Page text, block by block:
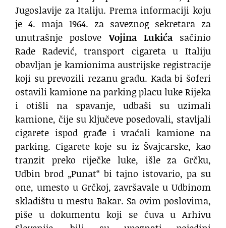
Jugoslavije za Italiju. Prema informaciji koju
je 4. maja 1964. za saveznog sekretara za
unutrašnje posloveVojina Lukićasačinio
Rade Radević, transport cigareta u Italiju
obavljan je kamionima austrijske registracije
koji su prevozili rezanu građu. Kada bi šoferi
ostavili kamione na parking placu luke Rijeka
i otišli na spavanje, udbaši su uzimali
kamione, čije su ključeve posedovali, stavljali
cigarete ispod građe i vraćali kamione na
parking. Cigarete koje su iz Švajcarske, kao
tranzit preko riječke luke, išle za Grčku,
Udbin brod „Punat“ bi tajno istovario, pa su
one, umesto u Grčkoj, završavale u Udbinom
skladištu u mestu Bakar. Sa ovim poslovima,
piše u dokumentu koji se čuva u Arhivu